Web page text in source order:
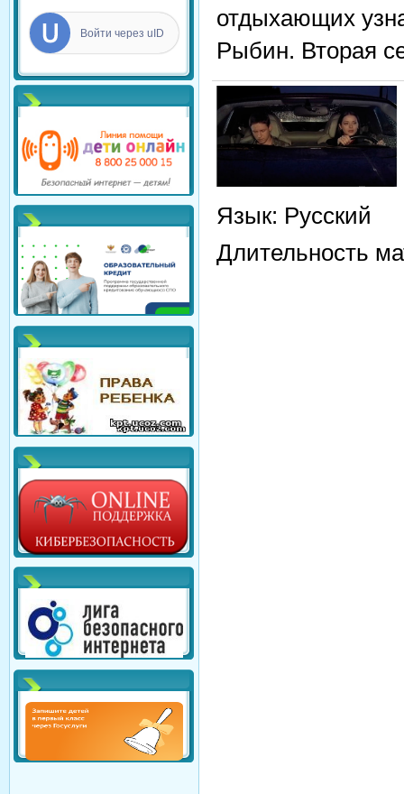
Войти через uID
отдыхающих
Рыбин. Вторая
Язык: Русский
Длительность